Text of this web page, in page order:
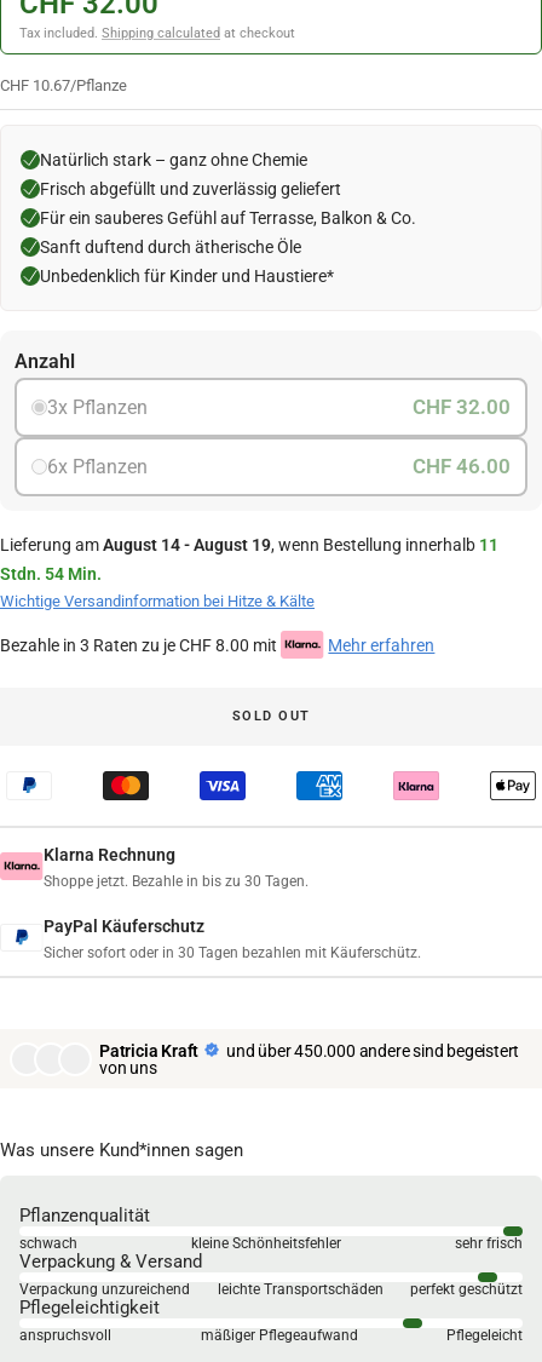
Tax included. Shipping calculated at checkout
CHF 10.67/Pflanze
Natürlich stark – ganz ohne Chemie
Frisch abgefüllt und zuverlässig geliefert
Für ein sauberes Gefühl auf Terrasse, Balkon & Co.
Sanft duftend durch ätherische Öle
Unbedenklich für Kinder und Haustiere*
Anzahl
3x Pflanzen
CHF 32.00
6x Pflanzen CHF 46.00
Lieferung amAugust 14 - August 19, wenn Bestellung innerhalb 11
Stdn. 54 Min.
Wichtige Versandinformation bei Hitze & Kälte
Bezahle in 3 Raten zu je CHF 8.00 mit Mehr erfahren
SOLD OUT
Klarna Rechnung
Shoppe jetzt. Bezahle in bis zu 30 Tagen.
PayPal Käuferschutz
Sicher sofort oder in 30 Tagen bezahlen mit Käuferschütz.
Patricia Kraft
und über 450.000 andere sind begeistert
von uns
Was unsere Kund*innen sagen
Pflanzenqualität
schwach kleine Schönheitsfehler sehr frisch
Verpackung & Versand
Verpackung unzureichend leichte Transportschäden perfekt geschützt
Pflegeleichtigkeit
anspruchsvoll mäßiger Pflegeaufwand Pflegeleicht